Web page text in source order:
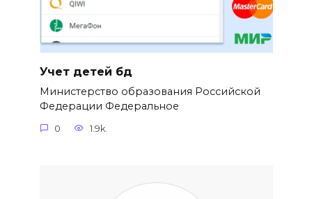
Учет детей бд
Министерство образования Российской
Федерации Федеральное
0 1.9k.